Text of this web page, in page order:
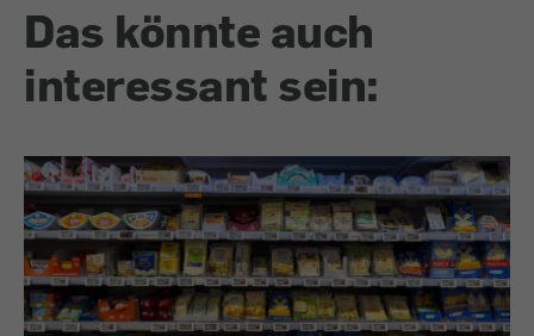
Das könnte auch
interessant sein: